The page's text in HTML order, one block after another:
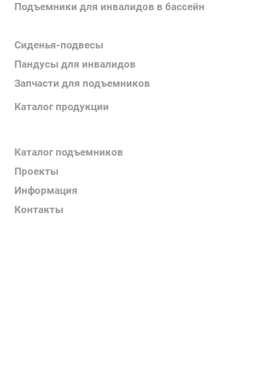
Подъемники для инвалидов в бассейн
Сиденья-подвесы
Пандусы для инвалидов
Запчасти для подъемников
Каталог продукции
Каталог подъемников
Проекты
Информация
Контакты